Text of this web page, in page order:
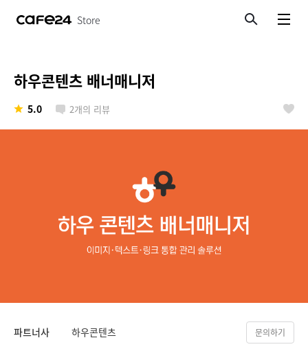
Store
하우콘텐츠 배너매니저
5.0 2개의 리뷰
파트너사 하우콘텐츠 문의하기